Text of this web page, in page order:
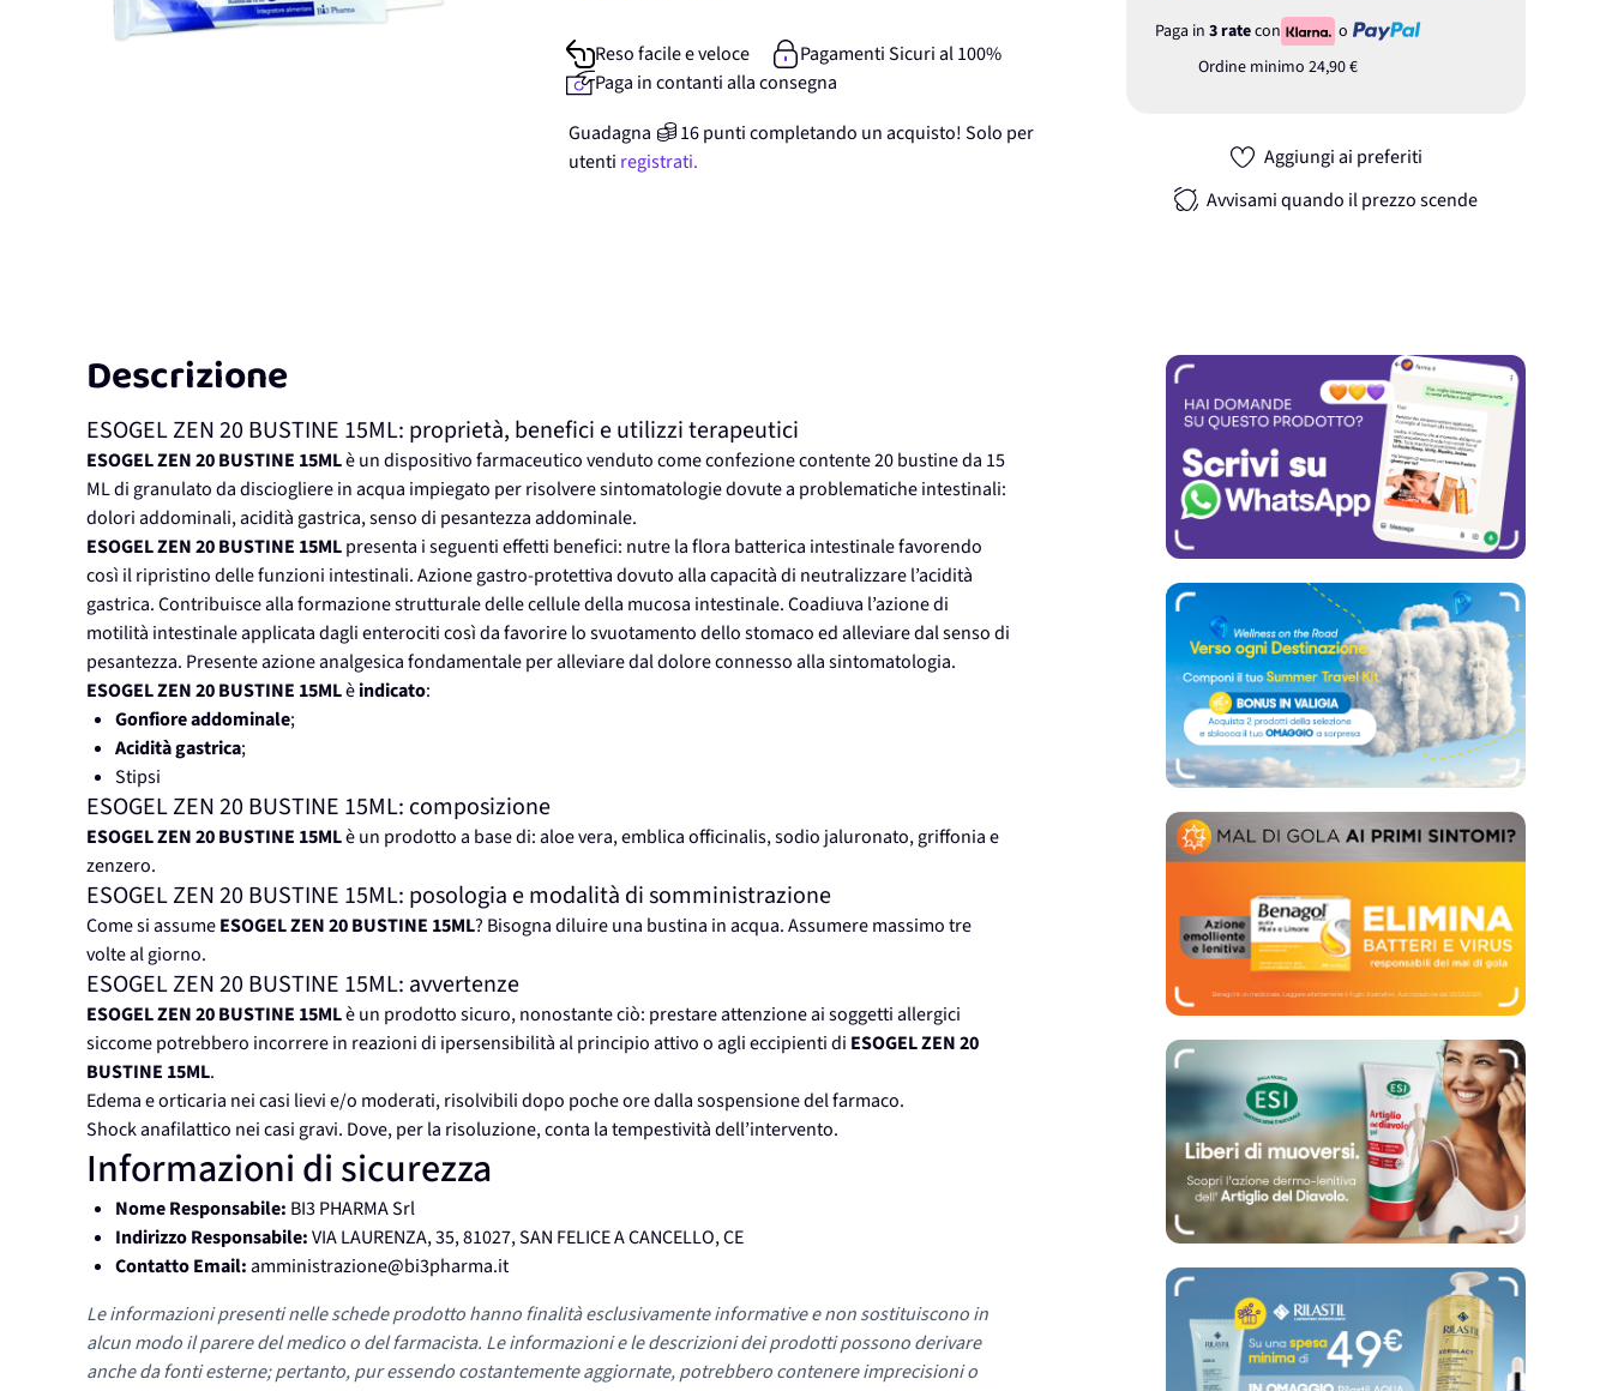
Paga in 3 ratecon
o
Ordine minimo 24,90 €
Aggiungi ai preferiti
Avvisami quando il prezzo scende
Reso facile e veloce
Pagamenti Sicuri al 100%
Paga in contanti alla consegna
Guadagna
16punticompletando un acquisto! Solo per
utenti registrati.
Descrizione
ESOGEL ZEN 20 BUSTINE 15ML: proprietà, benefici e utilizzi terapeutici
ESOGEL ZEN 20 BUSTINE 15MLè un dispositivo farmaceutico venduto come confezione contente 20 bustine da 15
ML di granulato da disciogliere in acqua impiegato per risolvere sintomatologie dovute a problematiche intestinali:
dolori addominali, acidità gastrica, senso di pesantezza addominale.
ESOGEL ZEN 20 BUSTINE 15MLpresenta i seguenti effetti benefici: nutre la flora batterica intestinale favorendo
così il ripristino delle funzioni intestinali. Azione gastro-protettiva dovuto alla capacità di neutralizzare l’acidità
gastrica. Contribuisce alla formazione strutturale delle cellule della mucosa intestinale. Coadiuva l’azione di
motilità intestinale applicata dagli enterociti così da favorire lo svuotamento dello stomaco ed alleviare dal senso di
pesantezza. Presente azione analgesica fondamentale per alleviare dal dolore connesso alla sintomatologia.
ESOGEL ZEN 20 BUSTINE 15MLèindicato:
Gonfiore addominale;
Acidità gastrica;
Stipsi
ESOGEL ZEN 20 BUSTINE 15ML: composizione
ESOGEL ZEN 20 BUSTINE 15MLè un prodotto a base di: aloe vera, emblica officinalis, sodio jaluronato, griffonia e
zenzero.
ESOGEL ZEN 20 BUSTINE 15ML: posologia e modalità di somministrazione
Come si assumeESOGEL ZEN 20 BUSTINE 15ML? Bisogna diluire una bustina in acqua. Assumere massimo tre
volte al giorno.
ESOGEL ZEN 20 BUSTINE 15ML: avvertenze
ESOGEL ZEN 20 BUSTINE 15MLè un prodotto sicuro, nonostante ciò: prestare attenzione ai soggetti allergici
siccome potrebbero incorrere in reazioni di ipersensibilità al principio attivo o agli eccipienti di ESOGEL ZEN 20
BUSTINE 15ML.
Edema e orticaria nei casi lievi e/o moderati, risolvibili dopo poche ore dalla sospensione del farmaco.
Shock anafilattico nei casi gravi. Dove, per la risoluzione, conta la tempestività dell’intervento.
Informazioni di sicurezza
Nome Responsabile: BI3 PHARMA Srl
Indirizzo Responsabile:VIA LAURENZA, 35, 81027, SAN FELICE A CANCELLO, CE
Contatto Email:amministrazione@bi3pharma.it
Le informazioni presenti nelle schede prodotto hanno finalità esclusivamente informative e non sostituiscono in
alcun modo il parere del medico o del farmacista. Le informazioni e le descrizioni dei prodotti possono derivare
anche da fonti esterne; pertanto, pur essendo costantemente aggiornate, potrebbero contenere imprecisioni o